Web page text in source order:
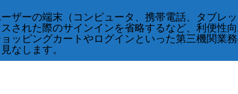
info@crsny.org
ザーの端末（コンピュータ、携帯電話、タブ
された際のサインインを省略するなど、利便性
ッピングカートやログインといった第三機関業
なします。